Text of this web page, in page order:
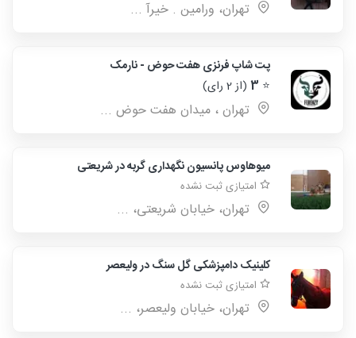
تهران، ورامین . خیرآ ...
پت شاپ فرنزی هفت حوض - نارمک
⭐
3 (از 2 رای)
تهران ، میدان هفت حوض ...
میوهاوس پانسیون نگهداری گربه در شریعتی
امتیازی ثبت نشده
تهران، خیابان شریعتی، ...
کلینیک دامپزشکی گل سنگ در ولیعصر
امتیازی ثبت نشده
تهران، خیابان ولیعصر، ...